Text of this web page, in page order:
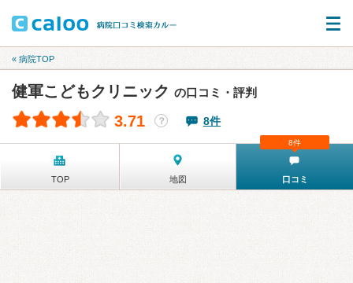
« 病院TOP
健軍こどもクリニック の口コミ・評判
3.71 ？ 8件
TOP 地図 口コミ
8件